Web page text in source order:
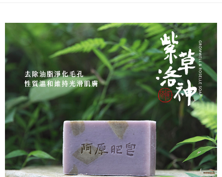
任。
４．使用「AFTEE先享後付」時，將依據個別帳號之用戶狀況，依本公司即
時審查核予不同之上限額度；若仍有額度不足之情形，本公司將視審查結果
請求用戶進行身份認證。
５．嚴禁一人註冊多個帳號或使用他人資訊註冊。若發現惡意使用之情形，
恩沛科技股份有限公司將有權停止該用戶之使用額度並採取法律行動。
每筆NT$100，滿NT$600(含以上)免運費
離島配送
每筆NT$150，滿NT$1,500(含以上)免運費